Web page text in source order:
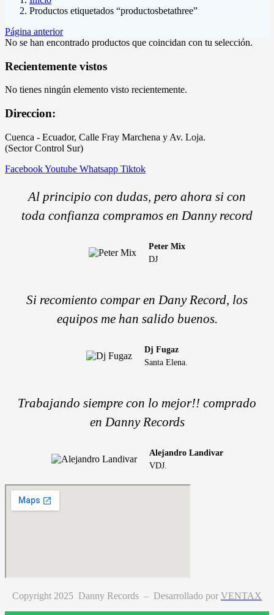
Productos etiquetados “productosbetathree”
Página anterior
No se han encontrado productos que coincidan con tu selección.
Recientemente vistos
No tienes ningún elemento visto recientemente.
Direccion:
Cuenca - Ecuador, Calle Fray Marchena y Av. Loja.
(Sector Control Sur)
FacebookYoutube Whatsapp Tiktok
Al principio con dudas, pero ahora si con
toda confianza compramos en Danny record
Peter Mix
DJ
Si recomiento compar en Dany Record, los
equipos me han salido buenos.
Dj Fugaz
Santa Elena.
Trabajando siempre con lo mejor!! comprado
en Danny Records
Alejandro Landivar
VDJ.
Copyright 2025 Danny Records – Desarrollado por VENTAX